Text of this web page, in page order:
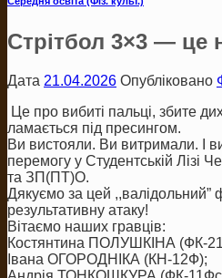
Стрітбол 3×3 — це
Дата 21.04.2026 Опубліковано
Це про вибиті пальці, збите
ламається під пресингом.
Ви вистояли. Ви витримали. І
перемогу у Студентській Лізі
та ЗП(ПТ)О.
Дякуємо за цей ,,валідольний”
результативну атаку!
Вітаємо наших гравців:
Костянтина ПОЛУШКІНА (ФК-
Івана ОГОРОДНІКА (КН-12Ф);